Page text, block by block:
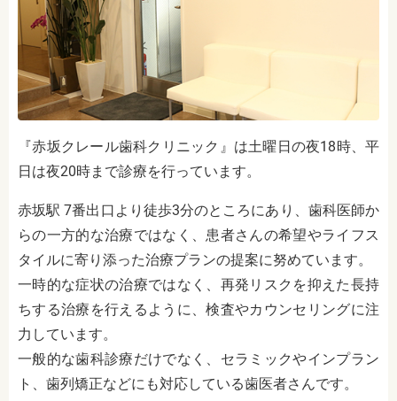
『赤坂クレール歯科クリニック』は土曜日の夜18時、平
日は夜20時まで診療を行っています。
赤坂駅 7番出口より徒歩3分のところにあり、歯科医師か
らの一方的な治療ではなく、患者さんの希望やライフス
タイルに寄り添った治療プランの提案に努めています。
一時的な症状の治療ではなく、再発リスクを抑えた長持
ちする治療を行えるように、検査やカウンセリングに注
力しています。
一般的な歯科診療だけでなく、セラミックやインプラン
ト、歯列矯正などにも対応している歯医者さんです。